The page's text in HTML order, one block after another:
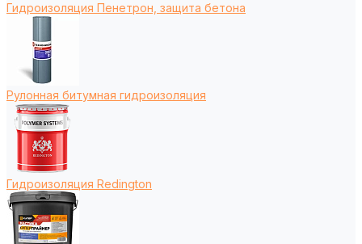
Гидроизоляция Пенетрон, защита бетона
Рулонная битумная гидроизоляция
Гидроизоляция Redington